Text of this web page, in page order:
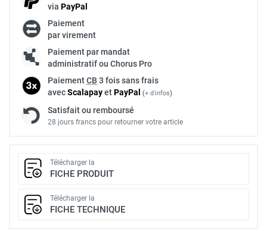
via PayPal
Paiement
par virement
Paiement par mandat
administratif ou Chorus Pro
PaiementCB 3 fois sans frais
avecScalapayetPayPal (+ d'infos)
Satisfait ou remboursé
28 jours francs pour retourner votre article
Télécharger la
FICHE PRODUIT
Télécharger la
FICHE TECHNIQUE